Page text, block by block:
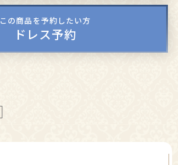
この商品を予約したい方
ドレス予約